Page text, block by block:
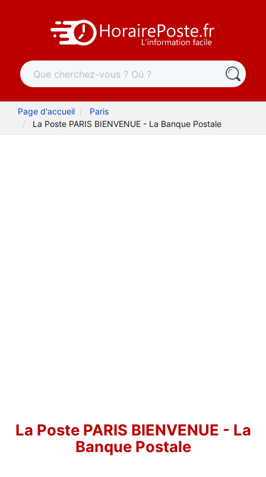
Page d'accueil
Paris
La Poste PARIS BIENVENUE - La Banque Postale
La Poste PARIS BIENVENUE - La
Banque Postale